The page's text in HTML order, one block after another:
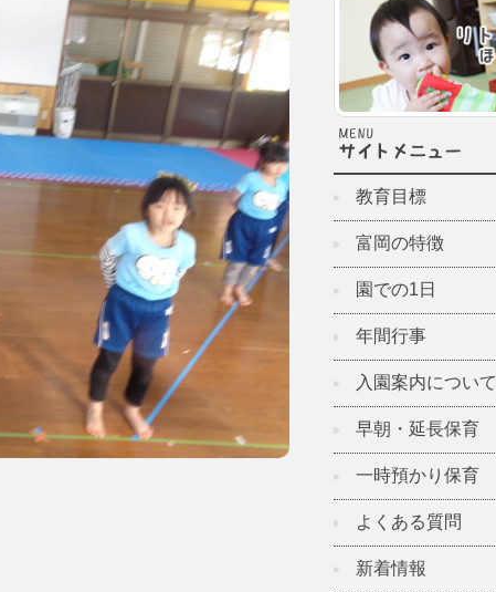
教育目標
富岡の特徴
園での1日
年間行事
入園案内について
早朝・延長保育
一時預かり保育
よくある質問
新着情報